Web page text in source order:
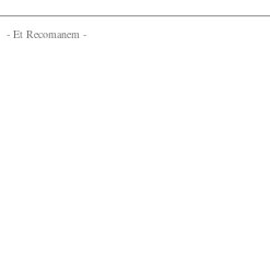
- Et Recomanem -